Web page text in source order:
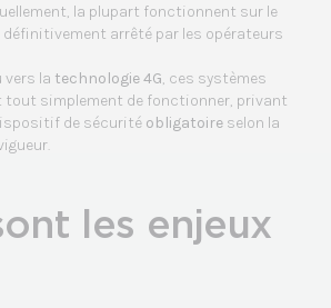
la plupart fonctionnent sur le
définitivement arrêté par les opérateurs
vers la technologie 4G, ces systèmes
tout simplement de fonctionner, privant
de sécurité obligatoire selon la
les enjeux